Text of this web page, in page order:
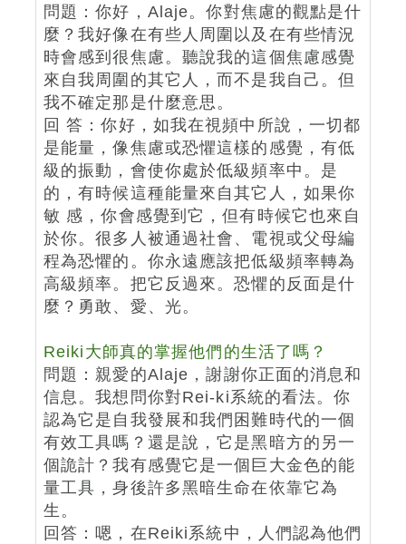
問題：你好，Alaje。你對焦慮的觀點是什
麼？我好像在有些人周圍以及在有些情況
時會感到很焦慮。聽說我的這個焦慮感覺
來自我周圍的其它人，而不是我自己。但
我不確定那是什麼意思。
回 答：你好，如我在視頻中所說，一切都
是能量，像焦慮或恐懼這樣的感覺，有低
級的振動，會使你處於低級頻率中。是
的，有時候這種能量來自其它人，如果你
敏 感，你會感覺到它，但有時候它也來自
於你。很多人被通過社會、電視或父母編
程為恐懼的。你永遠應該把低級頻率轉為
高級頻率。把它反過來。恐懼的反面是什
麼？勇敢、愛、光。
Reiki大師真的掌握他們的生活了嗎？
問題：親愛的Alaje，謝謝你正面的消息和
信息。我想問你對Rei-ki系統的看法。你
認為它是自我發展和我們困難時代的一個
有效工具嗎？還是說，它是黑暗方的另一
個詭計？我有感覺它是一個巨大金色的能
量工具，身後許多黑暗生命在依靠它為
生。
回答：嗯，在Reiki系統中，人們認為他們